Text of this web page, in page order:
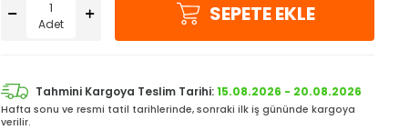
Adet SEPETE EKLE
Tahmini Kargoya Teslim Tarihi:15.08.2026 - 20.08.2026
Hafta sonu ve resmi tatil tarihlerinde, sonraki ilk iş gününde kargoya
verilir.